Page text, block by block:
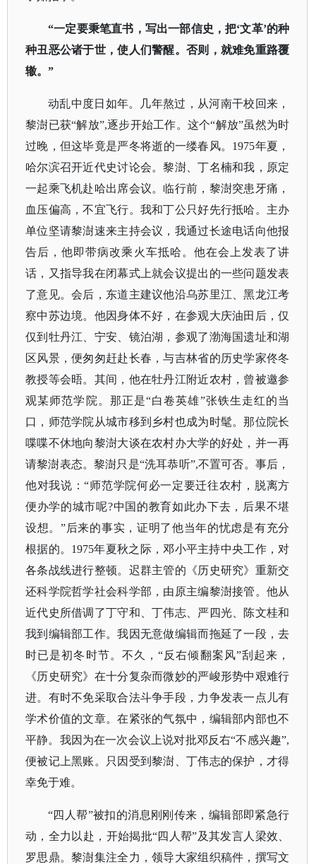
“一定要秉笔直书，写出一部信史，把‘文革’的种
种丑恶公诸于世，使人们警醒。否则，就难免重路覆
辙。”
动乱中度日如年。几年熬过，从河南干校回来，
黎澍已获“解放”,逐步开始工作。这个“解放”虽然为时
过晚，但这毕竟是严冬将逝的一缕春风。1975年夏，
哈尔滨召开近代史讨论会。黎澍、丁名楠和我，原定
一起乘飞机赴哈出席会议。临行前，黎澍突患牙痛，
血压偏高，不宜飞行。我和丁公只好先行抵哈。主办
单位坚请黎澍速来主持会议，我通过长途电话向他报
告后，他即带病改乘火车抵哈。他在会上发表了讲
话，又指导我在闭幕式上就会议提出的一些问题发表
了意见。会后，东道主建议他沿乌苏里江、黑龙江考
察中苏边境。他因身体不好，在参观大庆油田后，仅
仅到牡丹江、宁安、镜泊湖，参观了渤海国遗址和湖
区风景，便匆匆赶赴长春，与吉林省的历史学家佟冬
教授等会晤。其间，他在牡丹江附近农村，曾被邀参
观某师范学院。那正是“白卷英雄”张铁生走红的当
口，师范学院从城市移到乡村也成为时髦。那位院长
喋喋不休地向黎澍大谈在农村办大学的好处，并一再
请黎澍表态。黎澍只是“洗耳恭听”,不置可否。事后，
他对我说：“师范学院何必一定要迁往农村，脱离方
便办学的城市呢?中国的教育如此办下去，后果不堪
设想。”后来的事实，证明了他当年的忧虑是有充分
根据的。1975年夏秋之际，邓小平主持中央工作，对
各条战线进行整顿。迟群主管的《历史研究》重新交
还科学院哲学社会科学部，由原主编黎澍接管。他从
近代史所借调了丁守和、丁伟志、严四光、陈文桂和
我到编辑部工作。我因无意做编辑而拖延了一段，去
时已是初冬时节。不久，“反右倾翻案风”刮起来，
《历史研究》在十分复杂而微妙的严峻形势中艰难行
进。有时不免采取合法斗争手段，力争发表一点儿有
学术价值的文章。在紧张的气氛中，编辑部内部也不
平静。我因为在一次会议上说对批邓反右“不感兴趣”,
便被记上黑账。只因受到黎澍、丁伟志的保护，才得
幸免于难。
“四人帮”被扣的消息刚刚传来，编辑部即紧急行
动，全力以赴，开始揭批“四人帮”及其发言人梁效、
罗思鼎。黎澍集注全力，领导大家组织稿件，撰写文